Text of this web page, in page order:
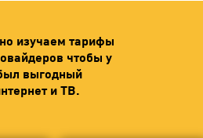
изучаем тарифы
чтобы у
выгодный
и ТВ.